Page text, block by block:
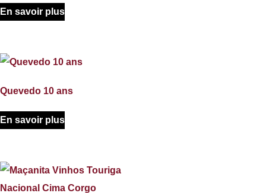
En savoir plus
Quevedo 10 ans
En savoir plus